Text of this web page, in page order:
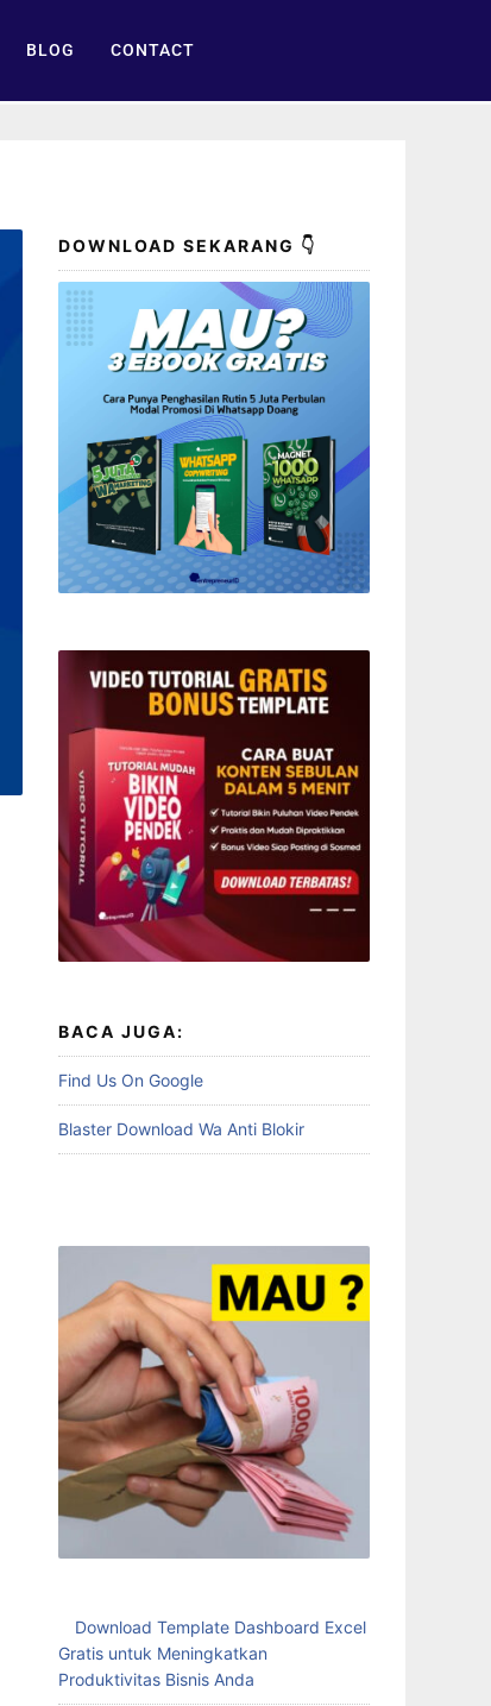
BLOG CONTACT
DOWNLOAD SEKARANG 👇
BACA JUGA:
Find Us On Google
Blaster Download Wa Anti Blokir
Download Template Dashboard Excel
Gratis untuk Meningkatkan
Produktivitas Bisnis Anda